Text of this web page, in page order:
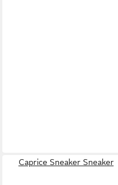
Caprice Sneaker Sneaker